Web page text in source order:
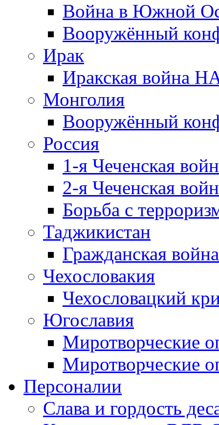
Война в Южной
Вооружённый
Ирак
Иракская война
Монголия
Вооружённый
Россия
1-я Чеченская
2-я Чеченская
Борьба с
Таджикистан
Гражданская
Чехословакия
Чехословацкий
Югославия
Миротворческие
Миротворческие
Персоналии
Слава и гордость